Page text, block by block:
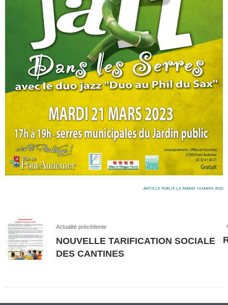
ARTICLE PUBLIÉ LE MARDI 14 MARS 2023
Actualité précédente
NOUVELLE TARIFICATION SOCIALE
DES CANTINES